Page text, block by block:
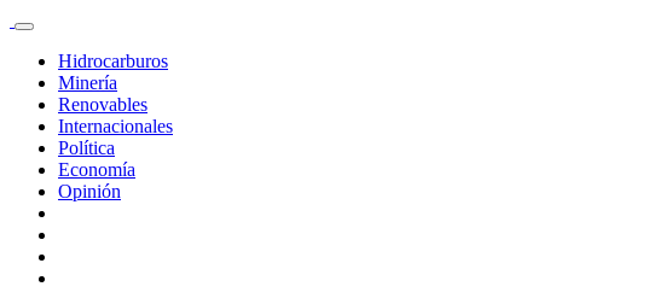
Hidrocarburos
Minería
Renovables
Internacionales
Política
Economía
Opinión